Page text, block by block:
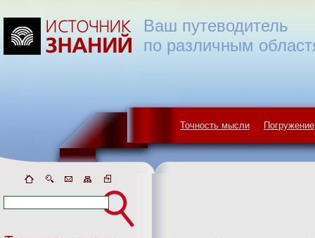
Точность мысли Погружение
Ваш путеводитель
по различным